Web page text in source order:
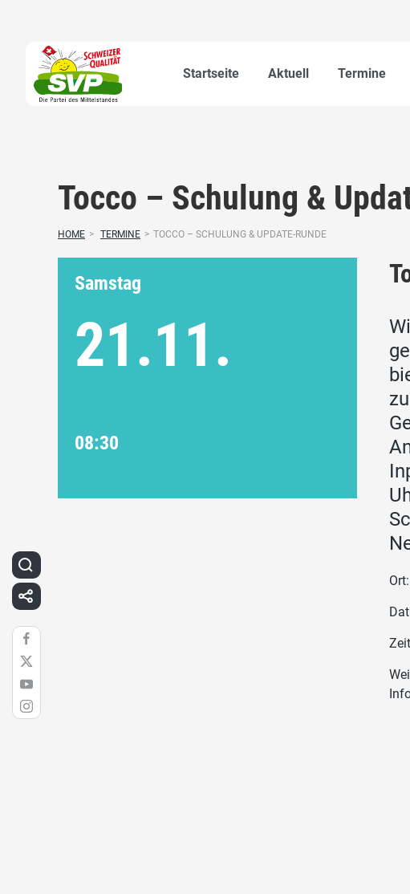
Startseite Aktuell Termine
Tocco – Schulung &
HOME > TERMINE > TOCCO – SCHULUNG & UPDATE-RUNDE
Samstag
21.11.
08:30
Ort: